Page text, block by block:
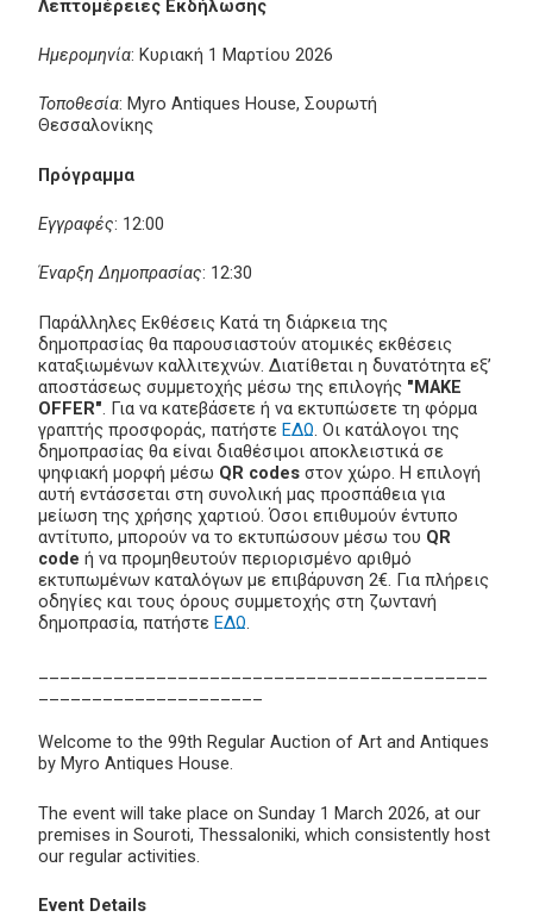
Λεπτομέρειες Εκδήλωσης
Ημερομηνία: Κυριακή 1 Μαρτίου 2026
Τοποθεσία: Myro Antiques House, Σουρωτή
Θεσσαλονίκης
Πρόγραμμα
Εγγραφές: 12:00
Έναρξη Δημοπρασίας: 12:30
Παράλληλες Εκθέσεις Κατά τη διάρκεια της
δημοπρασίας θα παρουσιαστούν ατομικές εκθέσεις
καταξιωμένων καλλιτεχνών. Διατίθεται η δυνατότητα εξ’
αποστάσεως συμμετοχής μέσω της επιλογής "MAKE
OFFER" . Για να κατεβάσετε ή να εκτυπώσετε τη φόρμα
γραπτής προσφοράς, πατήστε ΕΔΩ . Οι κατάλογοι της
δημοπρασίας θα είναι διαθέσιμοι αποκλειστικά σε
ψηφιακή μορφή μέσω QR codes στον χώρο. Η επιλογή
αυτή εντάσσεται στη συνολική μας προσπάθεια για
μείωση της χρήσης χαρτιού. Όσοι επιθυμούν έντυπο
αντίτυπο, μπορούν να το εκτυπώσουν μέσω του QR
code ή να προμηθευτούν περιορισμένο αριθμό
εκτυπωμένων καταλόγων με επιβάρυνση 2€. Για πλήρεις
οδηγίες και τους όρους συμμετοχής στη ζωντανή
δημοπρασία, πατήστε ΕΔΩ
Welcome to the 99th Regular Auction of Art and Antiques
by Myro Antiques House.
The event will take place on Sunday 1 March 2026, at our
premises in Souroti, Thessaloniki, which consistently host
our regular activities.
Event Details